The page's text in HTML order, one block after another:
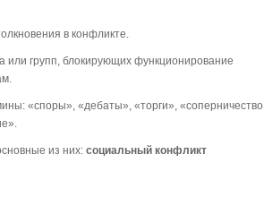
в конфликте.
или групп, блокирующих функционирование
«споры», «дебаты», «торги», «соперничество
из них: социальный конфликт